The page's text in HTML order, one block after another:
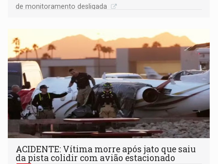
de monitoramento desligada
ACIDENTE: Vítima morre após jato que saiu
da pista colidir com avião estacionado